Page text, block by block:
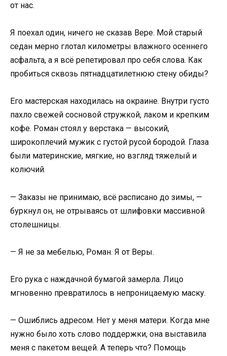
от нас.
Я поехал один, ничего не сказав Вере. Мой старый
седан мерно глотал километры влажного осеннего
асфальта, а я всё репетировал про себя слова. Как
пробиться сквозь пятнадцатилетнюю стену обиды?
Его мастерская находилась на окраине. Внутри густо
пахло свежей сосновой стружкой, лаком и крепким
кофе. Роман стоял у верстака — высокий,
широкоплечий мужик с густой русой бородой. Глаза
были материнские, мягкие, но взгляд тяжелый и
колючий.
— Заказы не принимаю, всё расписано до зимы, —
буркнул он, не отрываясь от шлифовки массивной
столешницы.
— Я не за мебелью, Роман. Я от Веры.
Его рука с наждачной бумагой замерла. Лицо
мгновенно превратилось в непроницаемую маску.
— Ошиблись адресом. Нет у меня матери. Когда мне
нужно было хоть слово поддержки, она выставила
меня с пакетом вещей. А теперь что? Помощь